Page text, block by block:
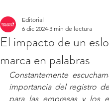
El impacto de un
marca en palabras
Editorial
6 dic 2024 3 min de lectura
Constantemente
importancia del registro
para las empresas y los